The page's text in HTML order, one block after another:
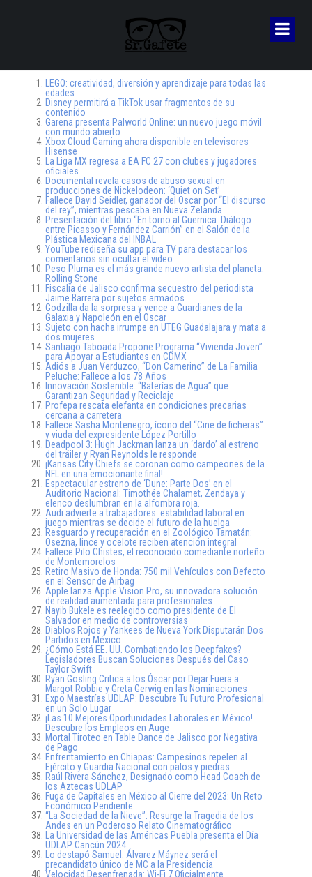
LEGO: creatividad, diversión y aprendizaje para todas las
edades
Disney permitirá a TikTok usar fragmentos de su
contenido
Garena presenta Palworld Online: un nuevo juego móvil
con mundo abierto
Xbox Cloud Gaming ahora disponible en televisores
Hisense
La Liga MX regresa a EA FC 27 con clubes y jugadores
oficiales
Documental revela casos de abuso sexual en
producciones de Nickelodeon: ‘Quiet on Set’
Fallece David Seidler, ganador del Oscar por “El discurso
del rey”, mientras pescaba en Nueva Zelanda
Presentación del libro “En torno al Guernica. Diálogo
entre Picasso y Fernández Carrión” en el Salón de la
Plástica Mexicana del INBAL
YouTube rediseña su app para TV para destacar los
comentarios sin ocultar el video
Peso Pluma es el más grande nuevo artista del planeta:
Rolling Stone
Fiscalía de Jalisco confirma secuestro del periodista
Jaime Barrera por sujetos armados
Godzilla da la sorpresa y vence a Guardianes de la
Galaxia y Napoleón en el Oscar
Sujeto con hacha irrumpe en UTEG Guadalajara y mata a
dos mujeres
Santiago Taboada Propone Programa “Vivienda Joven”
para Apoyar a Estudiantes en CDMX
Adiós a Juan Verduzco, “Don Camerino” de La Familia
Peluche: Fallece a los 78 Años
Innovación Sostenible: “Baterías de Agua” que
Garantizan Seguridad y Reciclaje
Profepa rescata elefanta en condiciones precarias
cercana a carretera
Fallece Sasha Montenegro, ícono del “Cine de ficheras”
y viuda del expresidente López Portillo
Deadpool 3: Hugh Jackman lanza un ‘dardo’ al estreno
del tráiler y Ryan Reynolds le responde
¡Kansas City Chiefs se coronan como campeones de la
NFL en una emocionante final!
Espectacular estreno de ‘Dune: Parte Dos’ en el
Auditorio Nacional: Timothée Chalamet, Zendaya y
elenco deslumbran en la alfombra roja.
Audi advierte a trabajadores: estabilidad laboral en
juego mientras se decide el futuro de la huelga
Resguardo y recuperación en el Zoológico Tamatán:
Osezna, lince y ocelote reciben atención integral
Fallece Pilo Chistes, el reconocido comediante norteño
de Montemorelos
Retiro Masivo de Honda: 750 mil Vehículos con Defecto
en el Sensor de Airbag
Apple lanza Apple Vision Pro, su innovadora solución
de realidad aumentada para profesionales
Nayib Bukele es reelegido como presidente de El
Salvador en medio de controversias
Diablos Rojos y Yankees de Nueva York Disputarán Dos
Partidos en México
¿Cómo Está EE. UU. Combatiendo los Deepfakes?
Legisladores Buscan Soluciones Después del Caso
Taylor Swift
Ryan Gosling Critica a los Óscar por Dejar Fuera a
Margot Robbie y Greta Gerwig en las Nominaciones
Expo Maestrías UDLAP: Descubre Tu Futuro Profesional
en un Solo Lugar
¡Las 10 Mejores Oportunidades Laborales en México!
Descubre los Empleos en Auge
Mortal Tiroteo en Table Dance de Jalisco por Negativa
de Pago
Enfrentamiento en Chiapas: Campesinos repelen al
Ejército y Guardia Nacional con palos y piedras.
Raúl Rivera Sánchez, Designado como Head Coach de
los Aztecas UDLAP
Fuga de Capitales en México al Cierre del 2023: Un Reto
Económico Pendiente
“La Sociedad de la Nieve”: Resurge la Tragedia de los
Andes en un Poderoso Relato Cinematográfico
La Universidad de las Américas Puebla presenta el Día
UDLAP Cancún 2024
Lo destapó Samuel: Álvarez Máynez será el
precandidato único de MC a la Presidencia
Velocidad Desenfrenada: Wi-Fi 7 Oficialmente